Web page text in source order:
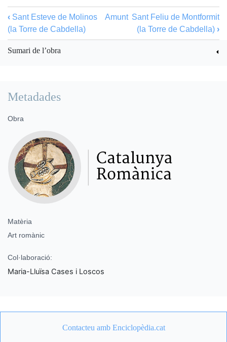
‹ Sant Esteve de Molinos
(la Torre de Cabdella)
Amunt Sant Feliu de Montformit
(la Torre de Cabdella) ›
Sumari de l’obra
Metadades
Obra
Matèria
Art romànic
Col·laboració:
Maria-Lluïsa Cases i Loscos
Contacteu amb Enciclopèdia.cat